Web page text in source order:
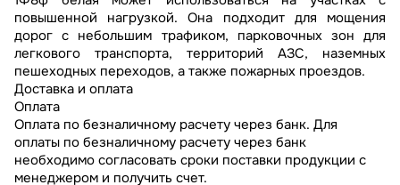
повышенной нагрузкой. Она подходит для мощения
дорог с небольшим трафиком, парковочных зон для
легкового транспорта, территорий АЗС, наземных
пешеходных переходов, а также пожарных проездов.
Доставка и оплата
Оплата
Оплата по безналичному расчету через банк. Для
оплаты по безналичному расчету через банк
необходимо согласовать сроки поставки продукции с
менеджером и получить счет.